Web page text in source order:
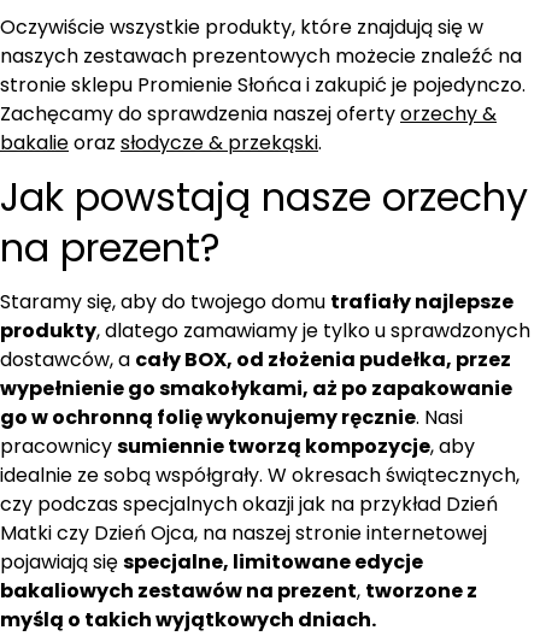
Oczywiście wszystkie produkty, które znajdują się w
naszych zestawach prezentowych możecie znaleźć na
stronie sklepu Promienie Słońca i zakupić je pojedynczo.
Zachęcamy do sprawdzenia naszej ofertyorzechy &
bakalieoraz słodycze & przekąski.
Jak powstają nasze orzechy
na prezent?
Staramy się, aby do twojego domu trafiały najlepsze
produkty, dlatego zamawiamy je tylko u sprawdzonych
dostawców, a cały BOX, od złożenia pudełka, przez
wypełnienie go smakołykami, aż po zapakowanie
go w ochronną folię wykonujemy ręcznie. Nasi
pracownicysumiennie tworzą kompozycje, aby
idealnie ze sobą współgrały. W okresach świątecznych,
czy podczas specjalnych okazji jak na przykład Dzień
Matki czy Dzień Ojca, na naszej stronie internetowej
pojawiają sięspecjalne, limitowane edycje
bakaliowych zestawów na prezent, tworzone z
myślą o takich wyjątkowych dniach.